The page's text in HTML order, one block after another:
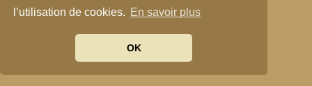
l’utilisation de cookies. En savoir plus
OK